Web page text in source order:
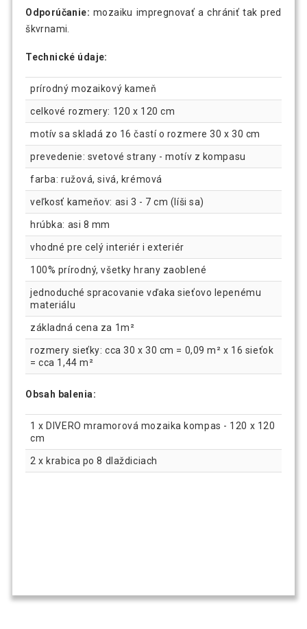
Odporúčanie: mozaiku impregnovať a chrániť tak pred
škvrnami.
Technické údaje:
prírodný mozaikový kameň
celkové rozmery: 120 x 120 cm
motív sa skladá zo 16 častí o rozmere 30 x 30 cm
prevedenie: svetové strany - motív z kompasu
farba: ružová, sivá, krémová
veľkosť kameňov: asi 3 - 7 cm (líši sa)
hrúbka: asi 8 mm
vhodné pre celý interiér i exteriér
100% prírodný, všetky hrany zaoblené
jednoduché spracovanie vďaka sieťovo lepenému
materiálu
základná cena za 1m²
rozmery sieťky: cca 30 x 30 cm = 0,09 m² x 16 sieťok
= cca 1,44 m²
Obsah balenia:
1 x DIVERO mramorová mozaika kompas - 120 x 120
cm
2 x krabica po 8 dlaždiciach